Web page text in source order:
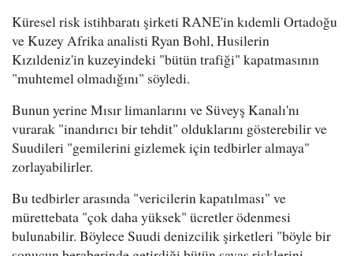
Küresel risk istihbaratı şirketi RANE'in kıdemli Ortadoğu
ve Kuzey Afrika analisti Ryan Bohl, Husilerin
Kızıldeniz'in kuzeyindeki "bütün trafiği" kapatmasının
"muhtemel olmadığını" söyledi.
Bunun yerine Mısır limanlarını ve Süveyş Kanalı'nı
vurarak "inandırıcı bir tehdit" olduklarını gösterebilir ve
Suudileri "gemilerini gizlemek için tedbirler almaya"
zorlayabilirler.
Bu tedbirler arasında "vericilerin kapatılması" ve
mürettebata "çok daha yüksek" ücretler ödenmesi
bulunabilir. Böylece Suudi denizcilik şirketleri "böyle bir